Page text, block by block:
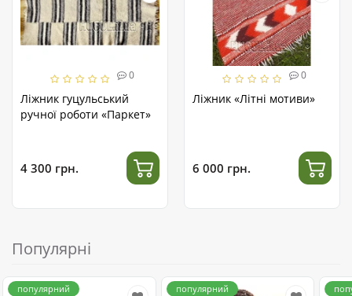
0
Ліжник гуцульський
ручної роботи «Паркет»
4 300 грн.
0
Ліжник «Літні мотиви»
6 000 грн.
Популярні
популярний популярний